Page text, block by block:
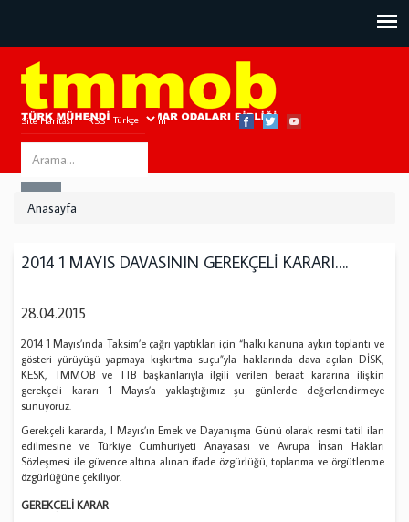
Site Haritası RSS Bize Ulaşın
Search
this
Anasayfa
2014 1 MAYIS DAVASININ GEREKÇELİ KARARI….
28.04.2015
2014 1 Mayıs’ında Taksim’e çağrı yaptıkları için “halkı kanuna aykırı toplantı ve
gösteri yürüyüşü yapmaya kışkırtma suçu”yla haklarında dava açılan DİSK,
KESK, TMMOB ve TTB başkanlarıyla ilgili verilen beraat kararına ilişkin
gerekçeli kararı 1 Mayıs’a yaklaştığımız şu günlerde değerlendirmeye
sunuyoruz.
Gerekçeli kararda, l Mayıs’ın Emek ve Dayanışma Günü olarak resmi tatil ilan
edilmesine ve Türkiye Cumhuriyeti Anayasası ve Avrupa İnsan Hakları
Sözleşmesi ile güvence altına alınan ifade özgürlüğü, toplanma ve örgütlenme
özgürlüğüne çekiliyor.
GEREKÇELİ KARAR